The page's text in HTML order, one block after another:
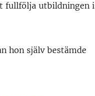
fullfölja utbildningen i
hon själv bestämde